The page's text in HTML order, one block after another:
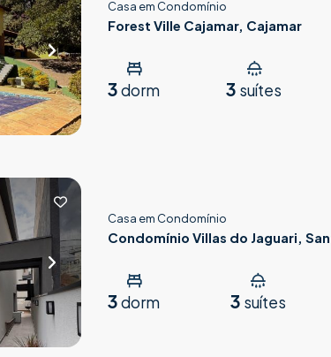
Casa em Condomínio
Forest Ville Cajamar, Cajamar
3 dorm 3 suítes
Casa em Condomínio
Condomínio Villas do Jaguari,
3 dorm 3 suítes